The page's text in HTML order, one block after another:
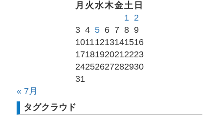
月 火 水木金土 日
1 2
3 4 5 6 7 8 9
10111213141516
17181920212223
24252627282930
31
« 7月
タグクラウド